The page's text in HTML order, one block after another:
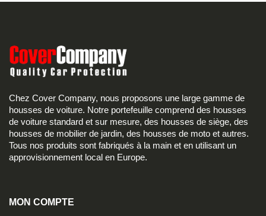
Chez Cover Company, nous proposons une large gamme de
housses de voiture. Notre portefeuille comprend des housses
de voiture standard et sur mesure, des housses de siège, des
housses de mobilier de jardin, des housses de moto et autres.
Tous nos produits sont fabriqués à la main et en utilisant un
approvisionnement local en Europe.
MON COMPTE